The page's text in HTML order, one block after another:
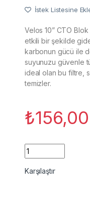
İstek Listesine
Velos 10” CTO
etkili bir şekilde
karbonun gücü ile
suyunuzu güvenle
ideal olan bu filtre,
temizler.
₺156,00
10'' CTO blok
Karşılaştır